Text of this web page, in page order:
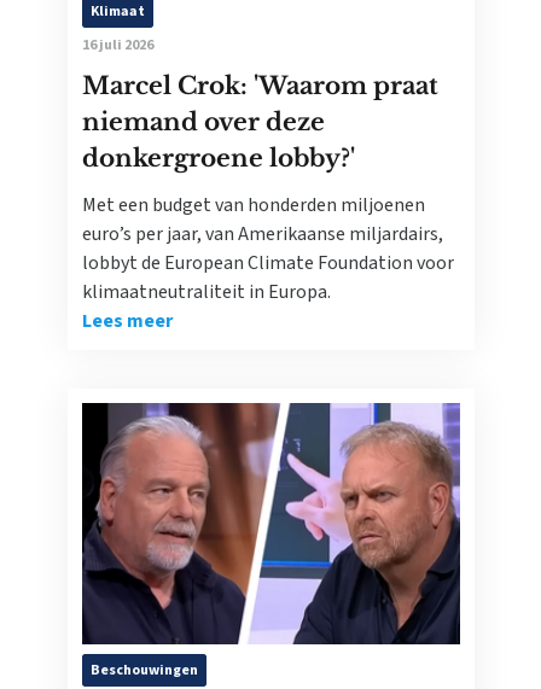
Klimaat
16 juli 2026
Marcel Crok: 'Waarom praat
niemand over deze
donkergroene lobby?'
Met een budget van honderden miljoenen
euro’s per jaar, van Amerikaanse miljardairs,
lobbyt de European Climate Foundation voor
klimaatneutraliteit in Europa.
Lees meer
Beschouwingen